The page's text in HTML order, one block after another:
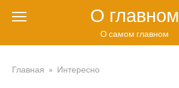
О главном
О самом главном
Главная » Интересно